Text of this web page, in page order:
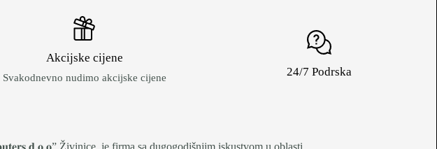
Akcijske cijene
Svakodnevno nudimo akcijske cijene 24/7 Podrska
𝐝.𝐨.𝐨” Živinice je firma sa dugogodišnjim iskustvom u oblasti